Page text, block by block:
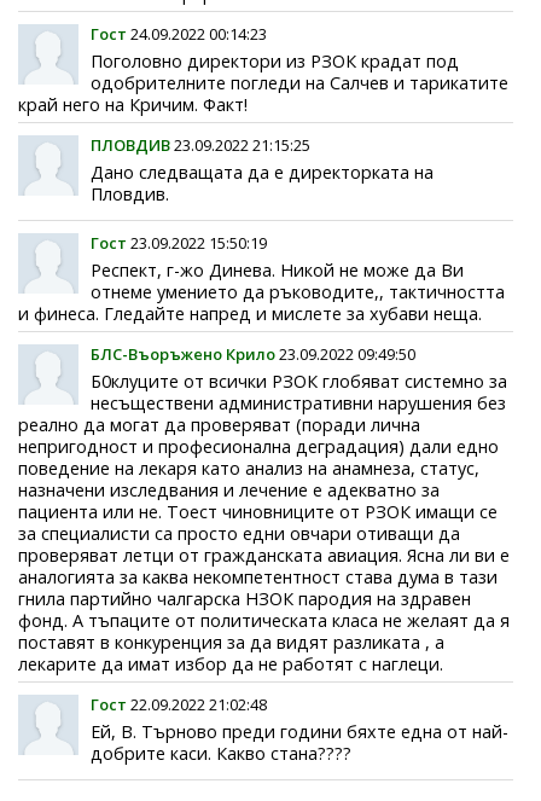
Гост 24.09.2022 00:14:23
Поголовно директори из РЗОК крадат под
одобрителните погледи на Салчев и тарикатите
край него на Кричим. Факт!
ПЛОВДИВ23.09.2022 21:15:25
Дано следващата да е директорката на
Пловдив.
Гост 23.09.2022 15:50:19
Респект, г-жо Динева. Никой не може да Ви
отнeме умението да ръководите,, тактичността
и финеса. Гледайте напред и мислете за хубави неща.
БЛС-Въоръжено Крило23.09.2022 09:49:50
Б0клуците от всички РЗОК глобяват системно за
несъществени административни нарушения без
реално да могат да проверяват (поради лична
непригодност и професионална деградация) дали едно
поведение на лекаря като анализ на анамнеза, статус,
назначени изследвания и лечение е адекватно за
пациента или не. Тоест чиновниците от РЗОК имащи се
за специалисти са просто едни овчари отиващи да
проверяват летци от гражданската авиация. Ясна ли ви е
аналогията за каква некомпетентност става дума в тази
гнила партийно чалгарска НЗОК пародия на здравен
фонд. А тъпаците от политическата класа не желаят да я
поставят в конкуренция за да видят разликата , а
лекарите да имат избор да не работят с наглеци.
Гост 22.09.2022 21:02:48
Ей, В. Търново преди години бяхте една от най-
добрите каси. Какво стана????